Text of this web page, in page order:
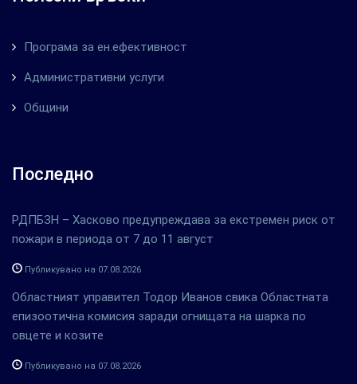
Програма за ен.ефективност
Административни услуги
Общини
Последно
РДПБЗН – Хасково предупреждава за екстремен риск от
пожари в периода от 7 до 11 август
Публикувано на 07.08.2026
Областният управител Тодор Иванов свика Областната
епизоотична комисия заради огнищата на шарка по
овцете и козите
Публикувано на 07.08.2026